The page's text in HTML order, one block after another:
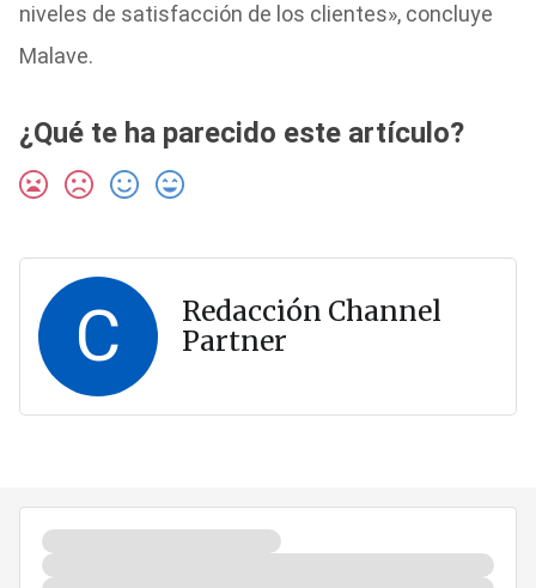
niveles de satisfacción de los clientes», concluye
Malave.
¿Qué te ha parecido este artículo?
C
Redacción Channel
Partner